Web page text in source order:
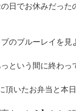
日でお休みだっ
のブルーレイを見
という間に終わっ
頂いたお弁当と本